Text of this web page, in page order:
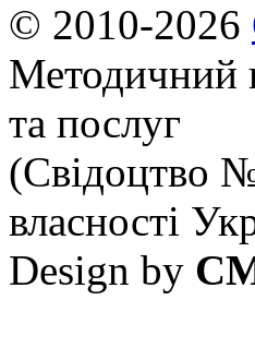
© 2010-2026
Методичний
та послуг
(Свідоцтво
власності
Design by